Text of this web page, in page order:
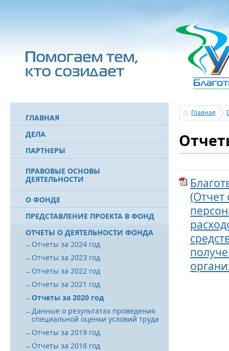
ГЛАВНАЯ
ДЕЛА
ПАРТНЕРЫ
ПРАВОВЫЕ ОСНОВЫ
ДЕЯТЕЛЬНОСТИ
О ФОНДЕ
ПРЕДСТАВЛЕНИЕ ПРОЕКТА В ФОНД
ОТЧЕТЫ О ДЕЯТЕЛЬНОСТИ ФОНДА
Отчеты за 2024 год
Отчеты за 2023 год
Отчеты за 2022 год
Отчеты за 2021 год
Отчеты за 2020 год
Данные о результатах проведения
специальной оценки условий труда
Отчеты за 2019 год
Отчеты за 2018 год
Главная
(Отчет